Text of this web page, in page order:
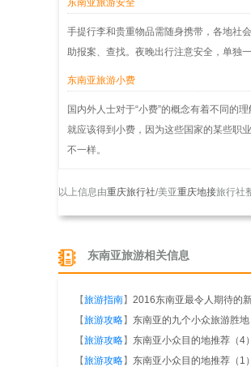
东南亚旅游安全
手提行李和贵重物品需随身携带，各地社
助报案、查找。夜晚出行注意安全，单独
东南亚旅游小费
国内外人士对于“小费”的概念有着不同的
就应该得到小费，因为这些国家的某些职
不一样。
以上信息由重庆旅行社/美亚重庆地接旅行社
东南亚旅游相关信息
【旅游指南】 2016东南亚最令人期待的
【旅游攻略】 东南亚的九个小众旅游胜地
【旅游攻略】 东南亚小众目的地推荐（4）
【旅游攻略】 东南亚小众目的地推荐（1）